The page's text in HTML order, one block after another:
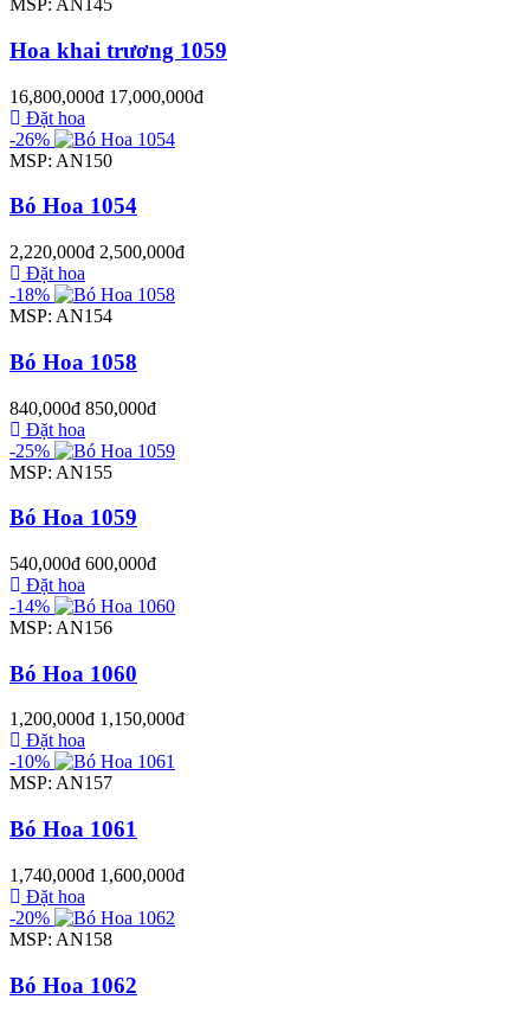
MSP: AN145
Hoa khai trương 1059
16,800,000đ 17,000,000đ
Đặt hoa
-26%
MSP: AN150
Bó Hoa 1054
2,220,000đ 2,500,000đ
Đặt hoa
-18%
MSP: AN154
Bó Hoa 1058
840,000đ 850,000đ
Đặt hoa
-25%
MSP: AN155
Bó Hoa 1059
540,000đ 600,000đ
Đặt hoa
-14%
MSP: AN156
Bó Hoa 1060
1,200,000đ 1,150,000đ
Đặt hoa
-10%
MSP: AN157
Bó Hoa 1061
1,740,000đ 1,600,000đ
Đặt hoa
-20%
MSP: AN158
Bó Hoa 1062